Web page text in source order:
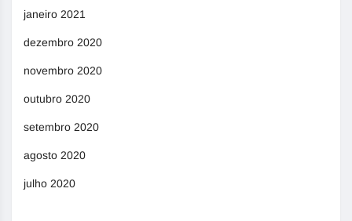
janeiro 2021
dezembro 2020
novembro 2020
outubro 2020
setembro 2020
agosto 2020
julho 2020